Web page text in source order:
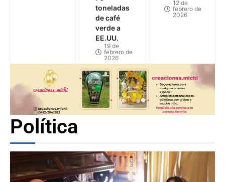
toneladas
de café
verde a
EE.UU.
19 de
febrero de
2026
12 de
febrero de
2026
Política